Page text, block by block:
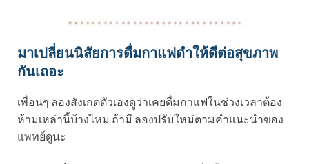
มาเปลี่ยนนิสัยการดื่มกาแฟดำให้ดีต่อสุขภาพ
กันเถอะ
เพื่อนๆ ลองสังเกตตัวเองดูว่าเคยดื่มกาแฟในช่วงเวลาต้อง
ห้ามเหล่านี้บ้างไหม ถ้ามี ลองปรับใหม่ตามคำแนะนำของ
แพทย์ดูนะ